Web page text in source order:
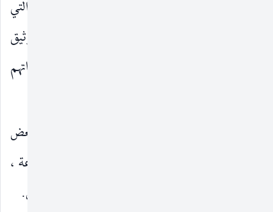
ولكن على الرغم من الوسائل السابق ذكرها التي
اتخذها أصحاب المعجمات العربية في شئون التوثيق
والحرص على تحري الحقيقة ، فإنه يوجه إلى معجماتهم
١ ـ أن أصحاب المعجمات قد أخذوا أحيانا بعض
موادهم عن أشعار جاهلية ثبت فيما بعد أنها موضوعة ،
فلا يبعد أن يكون بعض مفرداتها من اختراع الواضعين.